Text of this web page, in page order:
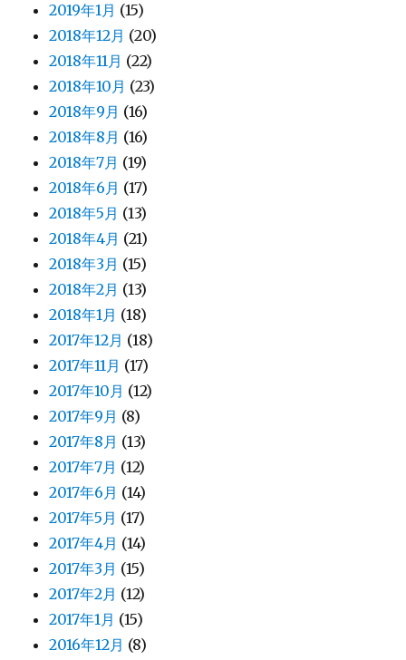
2019年1月 (15)
2018年12月 (20)
2018年11月 (22)
2018年10月 (23)
2018年9月 (16)
2018年8月 (16)
2018年7月 (19)
2018年6月 (17)
2018年5月 (13)
2018年4月 (21)
2018年3月 (15)
2018年2月 (13)
2018年1月 (18)
2017年12月 (18)
2017年11月 (17)
2017年10月 (12)
2017年9月 (8)
2017年8月 (13)
2017年7月 (12)
2017年6月 (14)
2017年5月 (17)
2017年4月 (14)
2017年3月 (15)
2017年2月 (12)
2017年1月 (15)
2016年12月 (8)